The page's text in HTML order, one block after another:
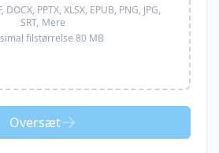
DOCX, PPTX, XLSX, EPUB, PNG, JPG,
SRT, Mere
filstørrelse 80 MB
Oversæt